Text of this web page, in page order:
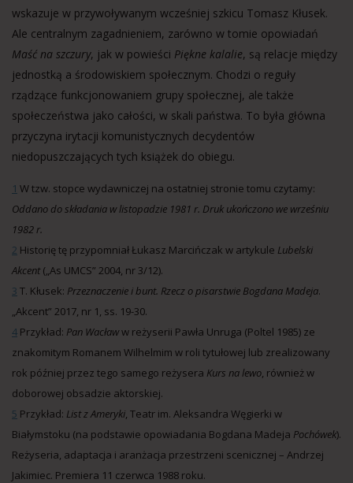
wskazuje w przywoływanym wcześniej szkicu Tomasz Kłusek.
Ale centralnym zagadnieniem, zarówno w tomie opowiadań
Maść na szczury, jak w powieści Piękne kalalie, są relacje między
jednostką a środowiskiem społecznym. Chodzi o reguły
rządzące funkcjonowaniem grupy społecznej, ale także
społeczeństwa jako całości, w skali państwa. To była główna
przyczyna irytacji komunistycznych decydentów
niedopuszczających tych książek do obiegu.
1 W tzw. stopce wydawniczej na ostatniej stronie tomu czytamy:
Oddano do składania w listopadzie 1981 r. Druk ukończono we wrześniu
1982 r.
2 Historię tę przypomniał Łukasz Marcińczak w artykule Lubelski
Akcent(„As UMCS” 2004, nr 3/12).
3 T. Kłusek: Przeznaczenie i bunt. Rzecz o pisarstwie Bogdana Madeja.
„Akcent” 2017, nr 1, ss. 19-30.
4 Przykład: Pan Wacławw reżyserii Pawła Unruga (Poltel 1985) ze
znakomitym Romanem Wilhelmim w roli tytułowej lub zrealizowany
rok później przez tego samego reżysera Kurs na lewo, również w
doborowej obsadzie aktorskiej.
5 Przykład: List z Ameryki, Teatr im. Aleksandra Węgierki w
Białymstoku (na podstawie opowiadania Bogdana Madeja Pochówek).
Reżyseria, adaptacja i aranżacja przestrzeni scenicznej – Andrzej
Jakimiec. Premiera 11 czerwca 1988 roku.